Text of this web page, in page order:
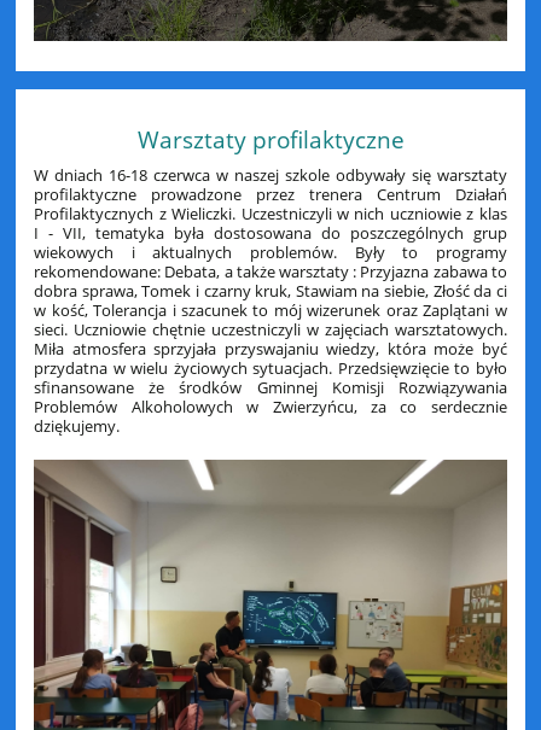
Warsztaty profilaktyczne
W dniach 16-18 czerwca w naszej szkole odbywały się warsztaty
profilaktyczne prowadzone przez trenera Centrum Działań
Profilaktycznych z Wieliczki. Uczestniczyli w nich uczniowie z klas
I - VII, tematyka była dostosowana do poszczególnych grup
wiekowych i aktualnych problemów. Były to programy
rekomendowane: Debata, a także warsztaty : Przyjazna zabawa to
dobra sprawa, Tomek i czarny kruk, Stawiam na siebie, Złość da ci
w kość, Tolerancja i szacunek to mój wizerunek oraz Zaplątani w
sieci. Uczniowie chętnie uczestniczyli w zajęciach warsztatowych.
Miła atmosfera sprzyjała przyswajaniu wiedzy, która może być
przydatna w wielu życiowych sytuacjach. Przedsięwzięcie to było
sfinansowane że środków Gminnej Komisji Rozwiązywania
Problemów Alkoholowych w Zwierzyńcu, za co serdecznie
dziękujemy.